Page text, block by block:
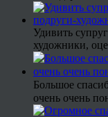
Удивить
художники,
Большое
очень очень